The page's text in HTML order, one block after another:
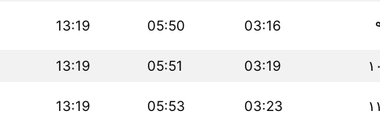
03:16
05:50
13:19
١٠ 03:19
05:51
13:19
١١ 03:23
05:53
13:19